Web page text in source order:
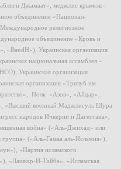
Джамаат», меджлис крымско-
объединение «Национал-
религиозное
объединение «Кровь и
«BandH»), Украинская организация
национальная ассамблея –
Украинская организация
организация «Тризуб им.
Полк «Азов», «Айдар»,
«Высший военный Маджлисуль Шура
народов Ичкерии и Дагестана»,
война» («Аль-Джихад» или
(«Аль-Гамаа аль-Исламия»),
«Партия исламского
«Лашкар-И-Тайба», «Исламская